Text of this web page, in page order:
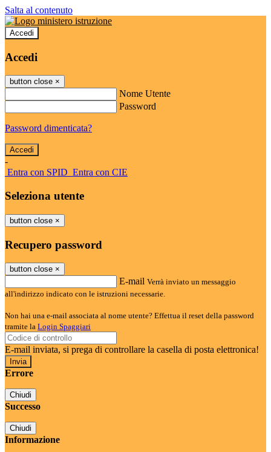
Salta al contenuto
Accedi
Accedi
button close ×
Nome Utente
Password
Password dimenticata?
-
Entra con SPID Entra con CIE
Seleziona utente
button close ×
Recupero password
button close ×
E-mail Verrà inviato un messaggio
all'indirizzo indicato con le istruzioni necessarie.
Non hai una e-mail associata al nome utente? Effettua il reset della password
tramite la Login Spaggiari
E-mail inviata, si prega di controllare la casella di posta elettronica!
Errore
Chiudi
Successo
Chiudi
Informazione